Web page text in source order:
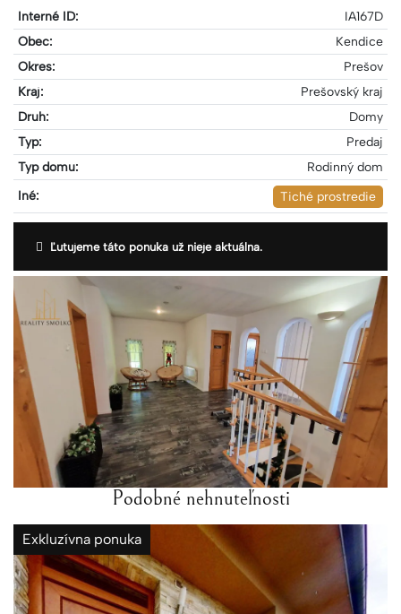
Interné ID:
IA167D
Obec:
Kendice
Okres:
Prešov
Kraj:
Prešovský kraj
Druh:
Domy
Typ:
Predaj
Typ domu:
Rodinný dom
Iné:
Tiché prostredie
Ľutujeme táto ponuka už nieje aktuálna.
Podobné nehnuteľnosti
Exkluzívna ponuka